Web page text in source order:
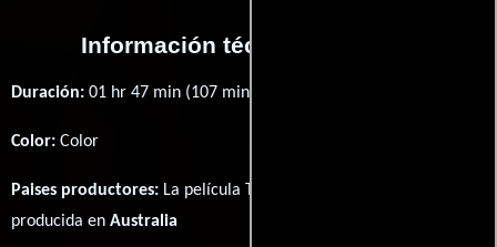
Información técnica y general
Duración: 01 hr 47 min (107 minutos) .
Color: Color
Paises productores: La película The Devil's Playground fué
producida en Australia